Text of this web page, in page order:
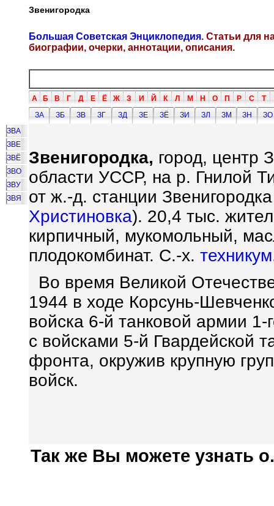
Звенигородка
Большая Советская Энциклопедия. Статьи для
биографии, очерки, аннотации, описания.
А Б В Г Д Е Ё Ж З И Й К Л М Н О П Р С Т
ЗА
ЗБ ЗВ ЗГ ЗД ЗЕ ЗЁ ЗИ ЗЛ ЗМ ЗН
ЗО
ЗВА
ЗВЕ
ЗВЁ
ЗВО
ЗВУ
ЗВЯ
Звенигородка, город, центр
области УССР, на р. Гнилой
от ж.-д. станции
Христиновка). 20,4 тыс.
кирпичный, мукомольный,
плодокомбинат. С.-х. техникум
Во время Великой
1944 в ходе Корсунь-
войска 6-й танковой армии 1-
с войсками 5-й Гвардейской
фронта, окружив крупную
войск.
Так же Вы можете узнать